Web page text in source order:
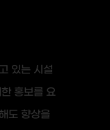
있는 시설
홍보를 요
도 향상을